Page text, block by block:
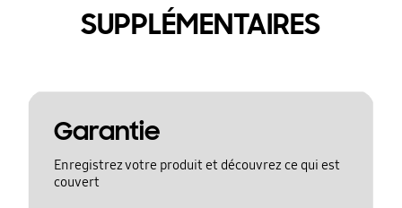
SUPPLÉMENTAIRES
Garantie
Enregistrez votre produit et découvrez ce qui est
couvert